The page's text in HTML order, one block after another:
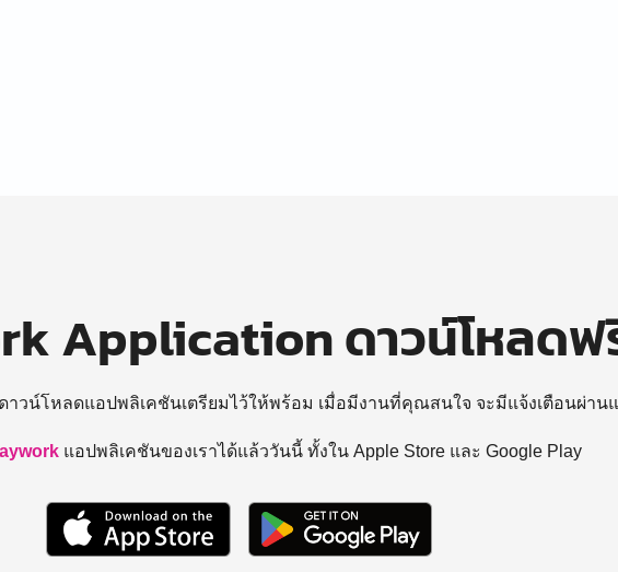
Application ดาวน์โหลดฟ
าวน์โหลดแอปพลิเคชันเตรียมไว้ให้พร้อม เมื่อมีงานที่คุณสนใจ จะมีแจ้งเตือนผ่า
แอปพลิเคชันของเราได้แล้ววันนี้ ทั้งใน Apple Store และ Google Play